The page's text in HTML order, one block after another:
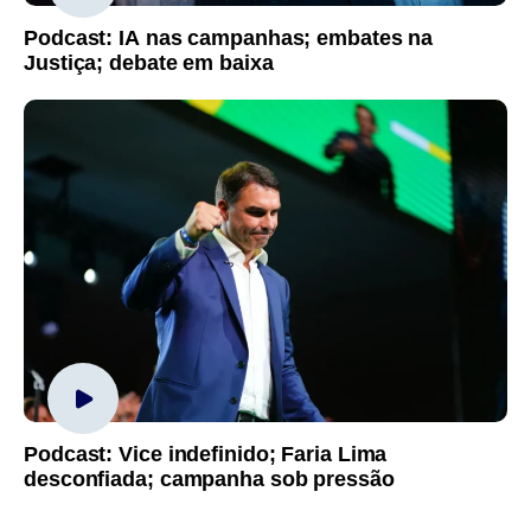
Podcast: IA nas campanhas; embates na
Justiça; debate em baixa
Podcast: Vice indefinido; Faria Lima
desconfiada; campanha sob pressão